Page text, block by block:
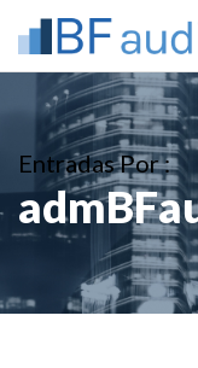
Entradas Por :